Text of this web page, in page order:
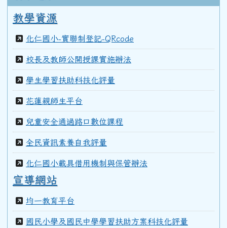
99學年度(100年6月)第40屆丙班
99學年度(100年6月)第40屆甲班
98學年度(99年6月)第40屆教師
97學年度(98年6月)第39屆乙班
教學資源
化仁國小-實聯制登記-QRcode
校長及教師公開授課實施辦法
學生學習扶助科技化評量
花蓮親師生平台
兒童安全通過路口數位課程
全民資訊素養自我評量
化仁國小載具借用機制與保管辦法
宣導網站
均一教育平台
國民小學及國民中學學習扶助方案科技化評量